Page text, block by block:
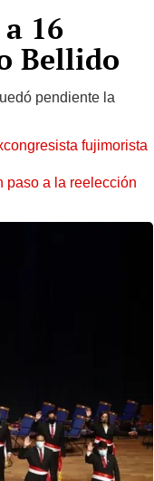
16
Bellido
pendiente la
fujimorista
paso a la reelección